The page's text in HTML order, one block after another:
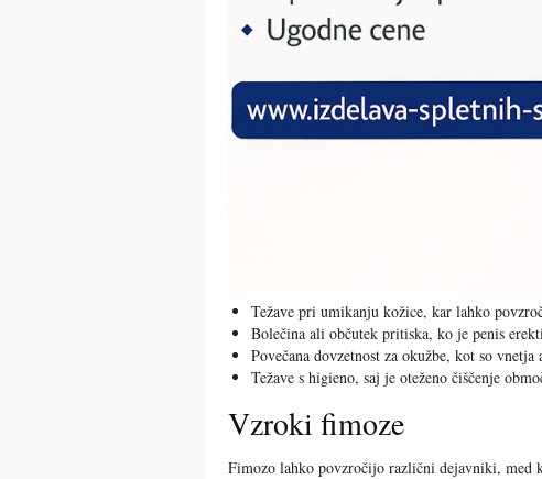
Težave pri umikanju kožice, kar lahko
Bolečina ali občutek pritiska, ko je penis
Povečana dovzetnost za okužbe, kot so
Težave s higieno, saj je oteženo čiščenje
Vzroki fimoze
Fimozo lahko povzročijo različni dejavniki, med